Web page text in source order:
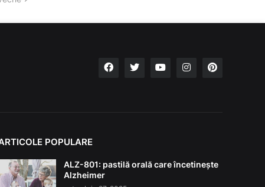
POPULARE
ALZ-801: pastilă orală care încetinește
Alzheimer